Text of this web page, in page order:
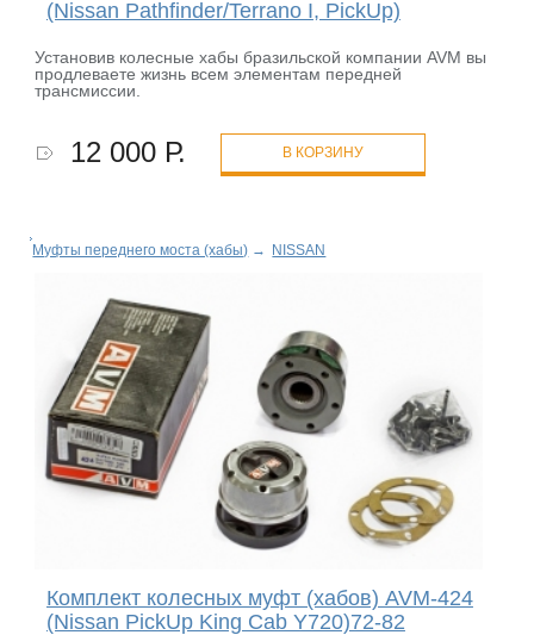
(Nissan Pathfinder/Terrano I, PickUp)
Установив колесные хабы бразильской компании AVM вы
продлеваете жизнь всем элементам передней
трансмиссии.
12 000 Р. В КОРЗИНУ
Муфты переднего моста (хабы) → NISSAN
Комплект колесных муфт (хабов) AVM-424
(Nissan PickUp King Cab Y720)72-82